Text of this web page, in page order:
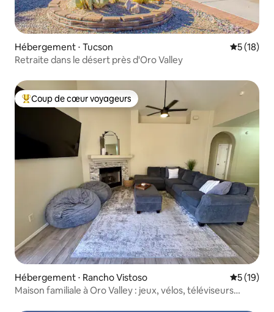
Hébergement ⋅ Tucson
5 (18)
Retraite dans le désert près d'Oro Valley
Coups de cœur voyageurs les plus appréciés
Coup de cœur voyageurs
Hébergement ⋅ Rancho Vistoso
5 (19)
Maison familiale à Oro Valley : jeux, vélos, téléviseurs